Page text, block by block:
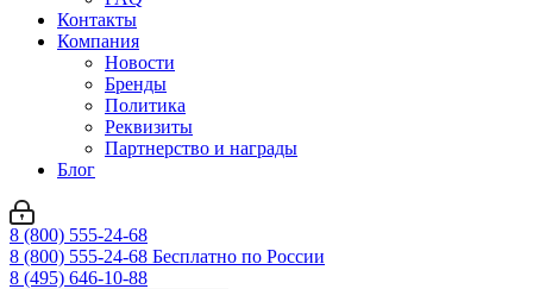
Контакты
Компания
Новости
Бренды
Политика
Реквизиты
Партнерство и награды
Блог
8 (800) 555-24-68
8 (800) 555-24-68 Бесплатно по России
8 (495) 646-10-88